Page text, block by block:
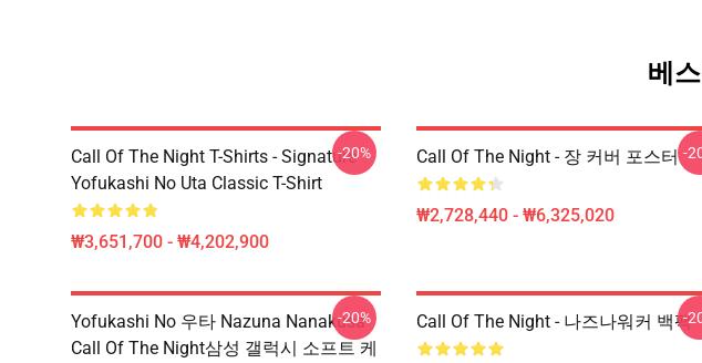
베
Call Of The Night T-Shirts - Signature
Yofukashi No Uta Classic T-Shirt
₩3,651,700 - ₩4,202,900
-20% Call Of The Night - 장 커버 포스터
₩2,728,440 - ₩6,325,020
-
Yofukashi No 우타 Nazuna Nanakusa
Call Of The Night삼성 갤럭시 소프트 케
-20% Call Of The Night - 나즈나워커 백팩
-